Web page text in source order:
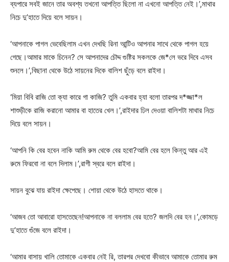
ব্যপারে সবই জানে তার অবশ্য তখনো আপত্তি ছিলো না এখনো আপত্তি নেই।’,মাথার
নিচে দু’হাতে দিয়ে বলে সায়ন।
‘আপনাকে পাগল ভেবেছিলাম এখন দেখছি রিনা আন্টিও আপনার সাথে থেকে পাগল হয়ে
গেছে।আমার মাকে চিনেন? সে আপনাদের চৌদ্দ গুষ্টির সকলকে জে*লে ভরে দিবে এসব
শুনলে।’,বিছানা থেকে উঠে সায়নের দিকে বালিশ ছুঁড়ে বলে রাইদা।
‘মিয়া বিবি রাজি তো ক্যা কারে গা কাজি? তুমি একবার হ্যা বলো তারপর দ*জ্জা*ল
শাশুড়ীকে রাজি করানো আমার বা হাতের খেল।’,রাইদার ঢিল দেওয়া বালিশটা মাথার নিচে
দিয়ে বলে সায়ন।
‘আপনি কি বের হবেন নাকি আমি রুম থেকে বের হবো?আমি বের হলে কিন্তু আর এই
রুমে ফিরবো না বলে দিলাম।’,রাগী স্বরে বলে রাইদা।
সায়ন বুঝে যায় রাইদা ক্ষেপেছে। শোয়া থেকে উঠে হাসতে থাকে।
‘আজব তো আবারো হাসতেছেন!আপনাকে না বললাম বের হতে? জলদি বের হন।’,কোমড়ে
দু’হাতে গুঁজে বলে রাইদা।
‘আমার বাসায় খালি তোমাকে একবার নেই রি, তারপর দেখবো কীভাবে আমাকে তোমার রুম